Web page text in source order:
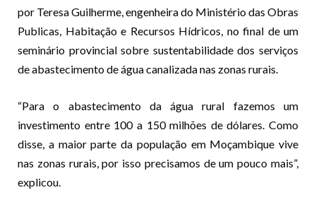
por Teresa Guilherme, engenheira do Ministério das Obras
Publicas, Habitação e Recursos Hídricos, no final de um
seminário provincial sobre sustentabilidade dos serviços
de abastecimento de água canalizada nas zonas rurais.
“Para o abastecimento da água rural fazemos um
investimento entre 100 a 150 milhões de dólares. Como
disse, a maior parte da população em Moçambique vive
nas zonas rurais, por isso precisamos de um pouco mais”,
explicou.